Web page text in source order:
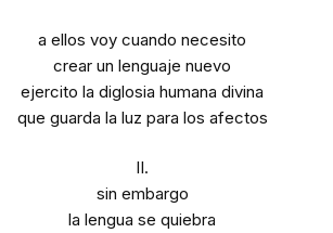
a ellos voy cuando necesito
crear un lenguaje nuevo
ejercito la diglosia humana divina
que guarda la luz para los afectos
II.
sin embargo
la lengua se quiebra